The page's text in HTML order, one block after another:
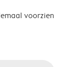
voorzien